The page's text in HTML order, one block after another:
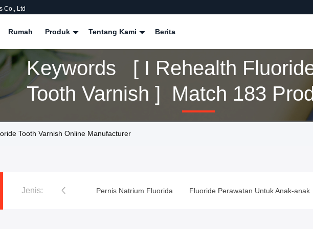
Co., Ltd
Rumah Produk Tentang Kami Berita
Keywords [ I Rehealth
Tooth Varnish ] Match 183
Tooth Varnish Online Manufacturer
Jenis:
Pernis Fluorida Gigi Pernis Natrium Fluorida Fluoride Perawatan Untuk Anak-anak